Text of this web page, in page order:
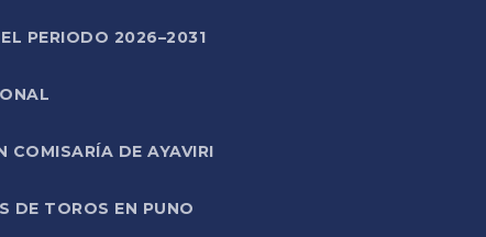
PERIODO 2026–2031
COMISARÍA DE AYAVIRI
DE TOROS EN PUNO